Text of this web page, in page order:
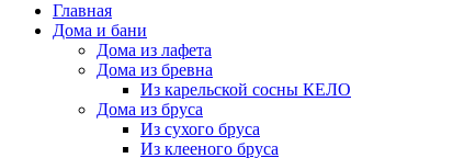
Главная
Дома и бани
Дома из лафета
Дома из бревна
Из карельской сосны КЕЛО
Дома из бруса
Из сухого бруса
Из клееного бруса